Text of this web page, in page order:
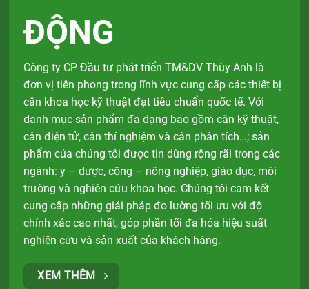
ĐỘNG
Công ty CP Đầu tư phát triển TM&DV Thùy Anh là
đơn vị tiên phong trong lĩnh vực cung cấp các thiết bị
cân khoa học kỹ thuật đạt tiêu chuẩn quốc tế. Với
danh mục sản phẩm đa dạng bao gồm cân kỹ thuật,
cân điện tử, cân thí nghiệm và cân phân tích…; sản
phẩm của chúng tôi được tin dùng rộng rãi trong các
ngành: y – dược, công – nông nghiệp, giáo dục, môi
trường và nghiên cứu khoa học. Chúng tôi cam kết
cung cấp những giải pháp đo lường tối ưu với độ
chính xác cao nhất, góp phần tối đa hóa hiệu suất
nghiên cứu và sản xuất của khách hàng.
XEM THÊM